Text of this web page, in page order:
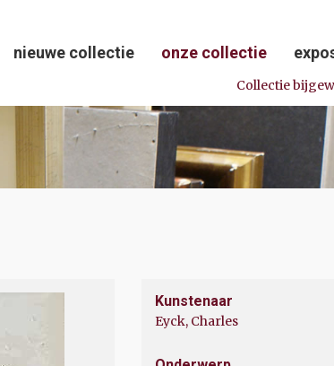
Collectie
nieuwe collectie onze collectie
Kunstenaar
Eyck, Charles